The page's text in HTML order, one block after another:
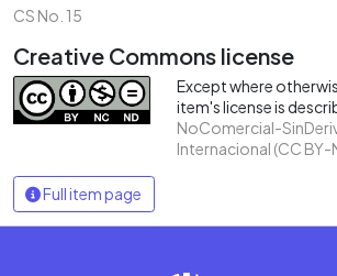
CS No. 15
Creative Commons license
Except where
item's license is
NoComercial-
Internacional (CC
Full item page